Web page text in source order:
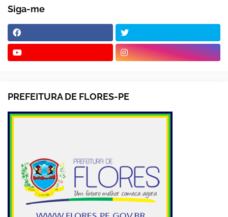
Siga-me
PREFEITURA DE FLORES-PE